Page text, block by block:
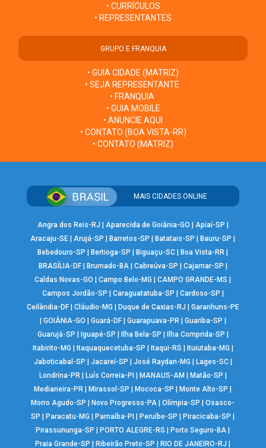
• CURRÍCULOS
• REPRESENTANTES
GRUPO E FRANQUIA
• GUIA CIDADE (MATRIZ)
• SEJA REPRESENTANTE
• FRANQUIA
• GUIA MOBILE
• ANUNCIE AQUI
• CONTATO (BOA VISTA-RR)
• CONTATO (MATRIZ)
MAIS CIDADES ONLINE
Angra dos Reis-RJ Aparecida de Goiânia-GO Apiaí-SP
Aracaju-SE |Arujá-SP Barretos-SP Batatais-SP Bauru-SP
Bebedouro-SP
Bertioga-SP Biguaçu-SC Boa Vista-RR
BRASÍLIA-DF| Brumado-BA| Cabreúva-SP Cajamar-SP
Caldas Novas-GO
|Campo Belo-MG |CAMPO GRANDE-MS
Campos Jordão-SP
Caraguatatuba-SP Cardoso-SP
Ceilândia-DF| Cláudio-MG Duque de Caxias-RJ
Garanhuns-PE
GOIÂNIA-GO Guará-DF| Guarapuava-PR| Guariba-SP
Guarujá-SP
Iguapé-SP Ilha Bela-SP Ilha Comprida-SP
Itabirito-MG
Itaquaquecetuba-SP Itaqui-RS Ituiutaba-MG
Jaboticabal-SP
Jacareí-SP José Raydan-MG Lages-SC|
Londrina-PR| Luís Correia-PI MANAUS-AM Matão-SP
Medianeira-PR
Mirassol-SP Mococa-SP Monte Alto-SP
Morro Agudo-SP
Novo Progresso-PA |Olímpia-SP |Osasco-
SP
Paracatu-MG Parnaíba-PI Peruíbe-SP Piracicaba-SP
Pirassununga-SP
PORTO ALEGRE-RS Porto Seguro-BA
Praia Grande-SP
Ribeirão Preto-SP RIO DE JANEIRO-RJ